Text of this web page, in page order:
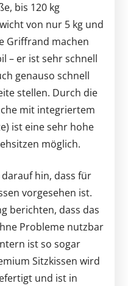
bis 120 kg
von nur 5 kg und
Griffrand machen
– er ist sehr schnell
genauso schnell
stellen. Durch die
mit integriertem
ist eine sehr hohe
möglich.
hin, dass für
vorgesehen ist.
berichten, dass das
Probleme nutzbar
ist so sogar
Sitzkissen wird
und ist in